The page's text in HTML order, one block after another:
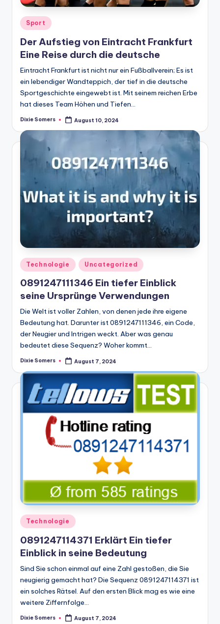
Posted
in
Sport
Der Aufstieg von Eintracht Frankfurt
Eine Reise durch die deutsche
Eintracht Frankfurt ist nicht nur ein Fußballverein; Es ist
ein lebendiger Wandteppich, der tief in die deutsche
Sportgeschichte eingewebt ist. Mit seinem reichen Erbe
hat dieses Team Höhen und Tiefen…
Posted
Dixie Somers August 10, 2024
Posted
in
Technologie Uncategorized
0891247111346 Ein tiefer Einblick
seine Ursprünge Verwendungen
Die Welt ist voller Zahlen, von denen jede ihre eigene
Bedeutung hat. Darunter ist 0891247111346, ein Code,
der Neugier und Intrigen weckt. Aber was genau
bedeutet diese Sequenz? Woher kommt…
Posted
Dixie Somers August 7, 2024
Posted
in
Technologie
0891247114371 Erklärt Ein tiefer
Einblick in seine Bedeutung
Sind Sie schon einmal auf eine Zahl gestoßen, die Sie
neugierig gemacht hat? Die Sequenz 0891247114371 ist
ein solches Rätsel. Auf den ersten Blick mag es wie eine
weitere Ziffernfolge…
Posted
Dixie Somers August 7, 2024